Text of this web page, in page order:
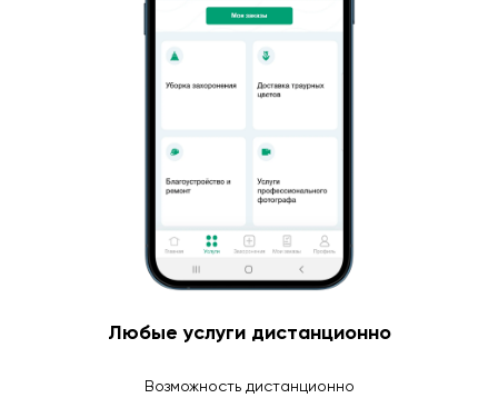
Любые услуги дистанционно
Возможность дистанционно